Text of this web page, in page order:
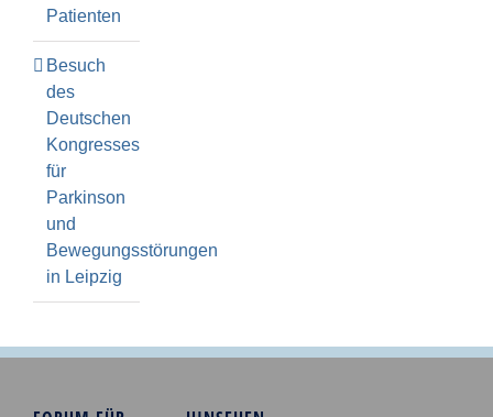
Patienten
Besuch
des
Deutschen
Kongresses
für
Parkinson
und
Bewegungsstörungen
in Leipzig